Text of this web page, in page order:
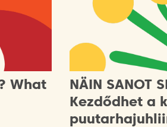
What
NÄIN SANOT
Kezdődhet a